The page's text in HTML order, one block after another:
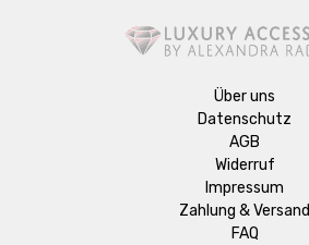
Über uns
Datenschutz
AGB
Widerruf
Impressum
Zahlung & Versand
FAQ